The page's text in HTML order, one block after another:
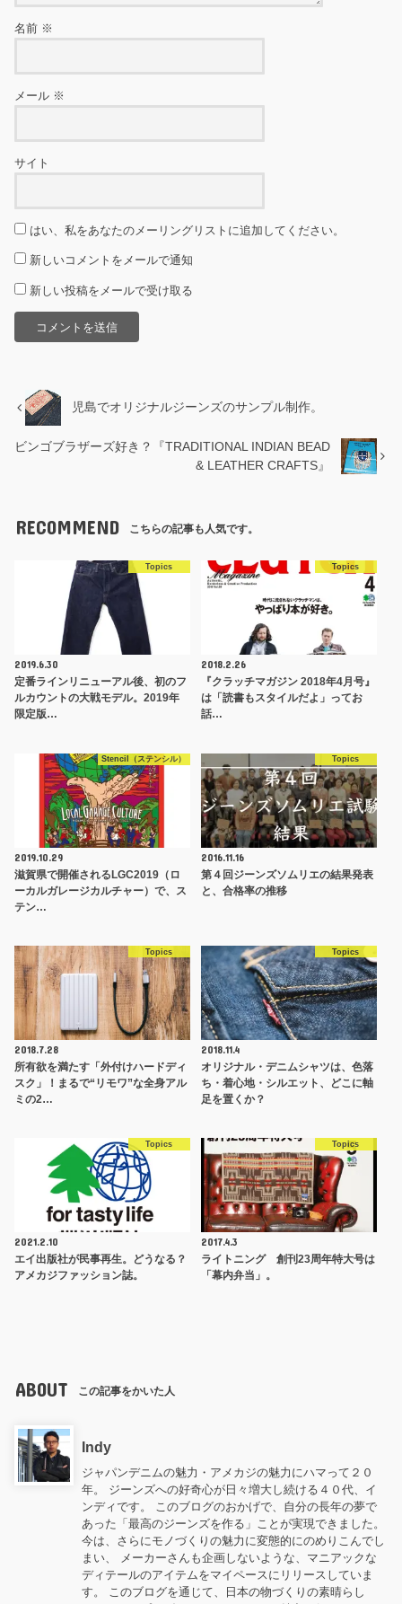
名前 ※
メール ※
サイト
はい、私をあなたのメーリングリストに追加してください。
新しいコメントをメールで通知
新しい投稿をメールで受け取る
児島でオリジナルジーンズのサンプル制作。
ビンゴブラザーズ好き？『TRADITIONAL INDIAN BEAD
& LEATHER CRAFTS』
RECOMMEND こちらの記事も人気です。
Topics
2019.6.30
定番ラインリニューアル後、初のフ
ルカウントの大戦モデル。2019年
限定版…
Topics
2018.2.26
『クラッチマガジン 2018年4月号』
は「読書もスタイルだよ」ってお
話…
Stencil（ステンシル）
2019.10.29
滋賀県で開催されるLGC2019（ロ
ーカルガレージカルチャー）で、ス
テン…
Topics
2016.11.16
第４回ジーンズソムリエの結果発表
と、合格率の推移
Topics
2018.7.28
所有欲を満たす「外付けハードディ
スク」！まるで“リモワ”な全身アル
ミの2…
Topics
2018.11.4
オリジナル・デニムシャツは、色落
ち・着心地・シルエット、どこに軸
足を置くか？
Topics
2021.2.10
エイ出版社が民事再生。どうなる？
アメカジファッション誌。
Topics
2017.4.3
ライトニング 創刊23周年特大号は
「幕内弁当」。
ABOUT この記事をかいた人
Indy
ジャパンデニムの魅力・アメカジの魅力にハマって２０
年。 ジーンズへの好奇心が日々増大し続ける４０代、イ
ンディです。 このブログのおかげで、自分の長年の夢で
あった「最高のジーンズを作る」ことが実現できました。
今は、さらにモノづくりの魅力に変態的にのめりこんでし
まい、 メーカーさんも企画しないような、マニアックな
ディテールのアイテムをマイペースにリリースしていま
す。 このブログを通じて、日本の物づくりの素晴らし